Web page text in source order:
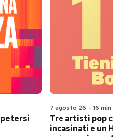
7 agosto 26 - 16 min
Tre artisti pop
incasinati e un